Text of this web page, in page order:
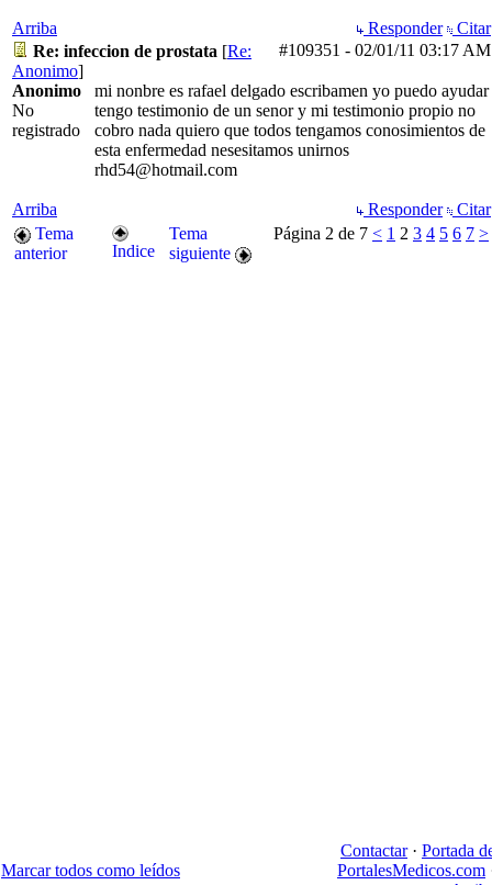
Arriba Responder
Citar
#109351 - 02/01/11 03:17 AM
Re: infeccion de prostata [Re:
Anonimo]
Anonimo
No
registrado
mi nonbre es rafael delgado escribamen yo puedo ayudar
tengo testimonio de un senor y mi testimonio propio no
cobro nada quiero que todos tengamos conosimientos de
esta enfermedad nesesitamos unirnos
rhd54@hotmail.com
Arriba Responder
Citar
Página 2 de 7 < 1 2 3 4 5 6 7 >
Tema
anterior
Indice
Tema
siguiente
Marcar todos como leídos
Contactar· Portada
PortalesMedicos.com